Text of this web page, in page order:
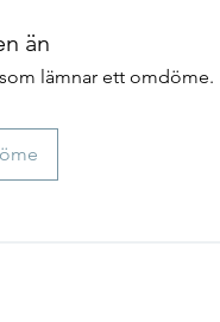
än
lämnar ett omdöme.